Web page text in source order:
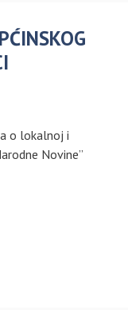
o lokalnoj i
Novine”